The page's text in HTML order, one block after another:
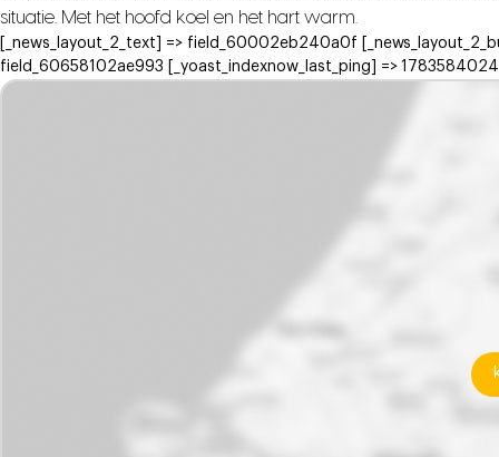
situatie. Met het hoofd koel en het hart warm.
[_news_layout_2_text] => field_60002eb240a0f
field_60658102ae993 [_yoast_indexnow_last_ping] =>